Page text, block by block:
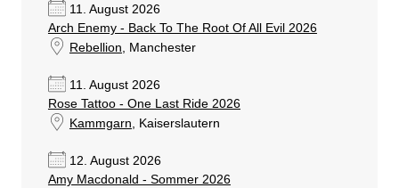
11. August 2026
Arch Enemy - Back To The Root Of All Evil 2026
Rebellion, Manchester
11. August 2026
Rose Tattoo - One Last Ride 2026
Kammgarn, Kaiserslautern
12. August 2026
Amy Macdonald - Sommer 2026